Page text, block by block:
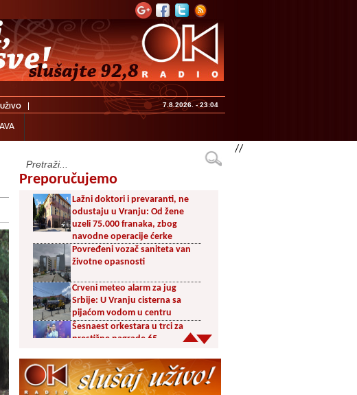
7.8.2026. - 23:04
Preporučujemo
Lažni doktori i prevaranti, ne
odustaju u Vranju: Od žene
uzeli 75.000 franaka, zbog
navodne operacije ćerke
Povređeni vozač saniteta van
životne opasnosti
Crveni meteo alarm za jug
Srbije: U Vranju cisterna sa
pijaćom vodom u centru
Šesnaest orkestara u trci za
prestižne nagrade 65.
Bez Vranjanaca u
takmičarskom delu
Akcija dobrovoljnog davanja
//